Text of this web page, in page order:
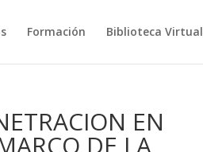
Formación Biblioteca Virtual
EN
DE LA